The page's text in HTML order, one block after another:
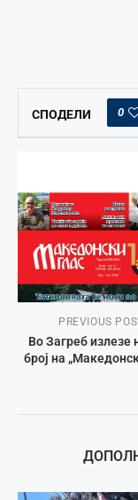
СПОДЕЛИ 0
PREVIOUS
Во Загреб излезе
број на